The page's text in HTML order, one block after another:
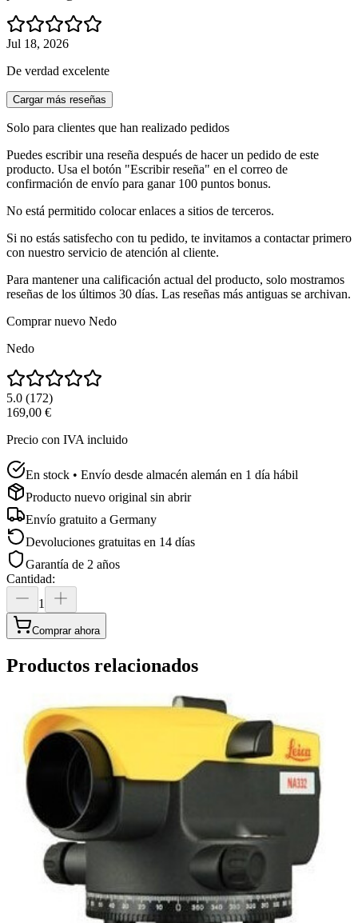
Jul 18, 2026
De verdad excelente
Cargar más reseñas
Solo para clientes que han realizado pedidos
Puedes escribir una reseña después de hacer un pedido de este
producto. Usa el botón "Escribir reseña" en el correo de
confirmación de envío para ganar 100 puntos bonus.
No está permitido colocar enlaces a sitios de terceros.
Si no estás satisfecho con tu pedido, te invitamos a contactar primero
con nuestro servicio de atención al cliente.
Para mantener una calificación actual del producto, solo mostramos
reseñas de los últimos 30 días. Las reseñas más antiguas se archivan.
Comprar nuevo Nedo
Nedo
5.0 (172)
169,00 €
Precio con IVA incluido
En stock • Envío desde almacén alemán en 1 día hábil
Producto nuevo original sin abrir
Envío gratuito a Germany
Devoluciones gratuitas en 14 días
Garantía de 2 años
Cantidad:
1
Comprar ahora
Productos relacionados